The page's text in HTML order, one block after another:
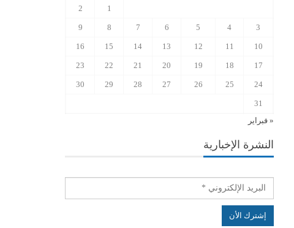
1
2
3
4
5
6
7
8
9
10
11
12
13
14
15
16
17
18
19
20
21
22
23
24
25
26
27
28
29
30
31
« فبراير
النشرة الإخبارية